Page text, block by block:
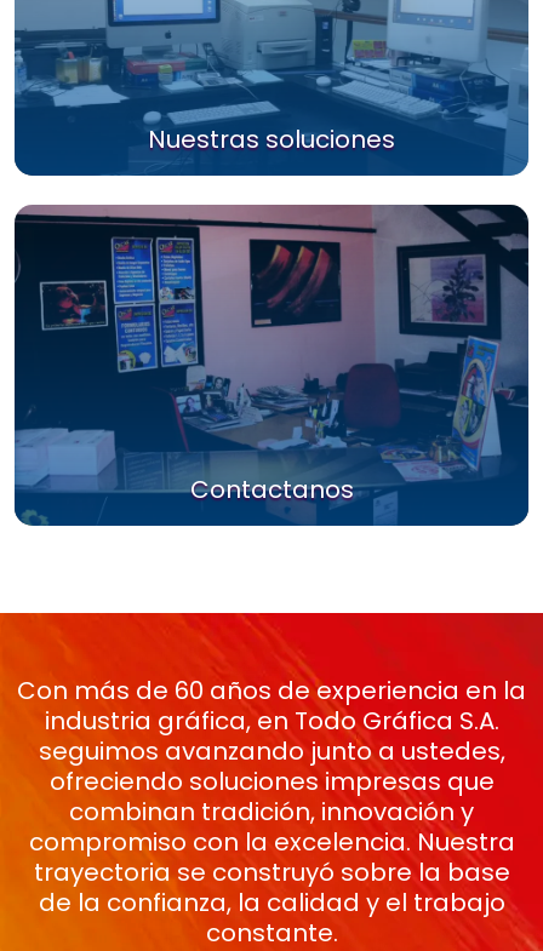
Nuestras soluciones
Contactanos
Con más de 60 años de experiencia en la
industria gráfica, en Todo Gráfica S.A.
seguimos avanzando junto a ustedes,
ofreciendo soluciones impresas que
combinan tradición, innovación y
compromiso con la excelencia. Nuestra
trayectoria se construyó sobre la base
de la confianza, la calidad y el trabajo
constante.